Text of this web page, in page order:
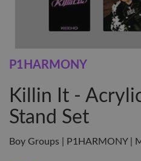
P1HARMONY
Killin It -
Stand Set
Boy Groups | P1HARMONY |